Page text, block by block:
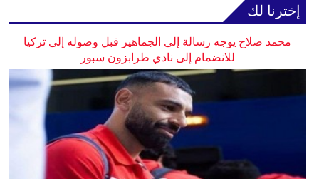
إخترنا لك
محمد صلاح يوجه رسالة إلى الجماهير قبل وصوله إلى تركيا
للانضمام إلى نادي طرابزون سبور